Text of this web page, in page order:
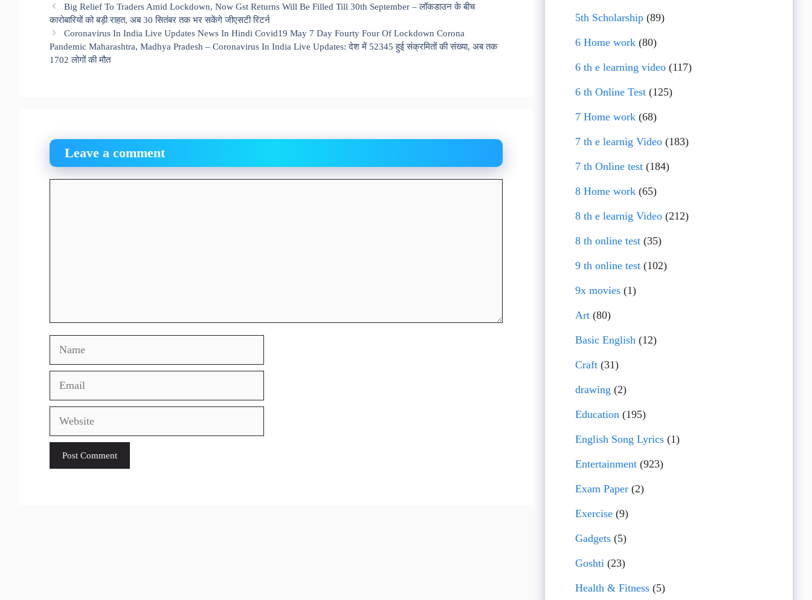
Big Relief To Traders Amid Lockdown, Now Gst Returns Will Be Filled Till 30th September – लॉकडाउन के बीच
कारोबारियों को बड़ी राहत, अब 30 सितंबर तक भर सकेंगे जीएसटी रिटर्न
Coronavirus In India Live Updates News In Hindi Covid19 May 7 Day Fourty Four Of Lockdown Corona
Pandemic Maharashtra, Madhya Pradesh – Coronavirus In India Live Updates: देश में 52345 हुई संक्रमितों की संख्या, अब तक
1702 लोगों की मौत
Leave a comment
Name
Email
Website
5th Scholarship (89)
6 Home work (80)
6 th e learning video (117)
6 th Online Test (125)
7 Home work (68)
7 th e learnig Video (183)
7 th Online test (184)
8 Home work (65)
8 th e learnig Video (212)
8 th online test (35)
9 th online test (102)
9x movies (1)
Art (80)
Basic English (12)
Craft (31)
drawing (2)
Education (195)
English Song Lyrics (1)
Entertainment (923)
Exam Paper (2)
Exercise (9)
Gadgets (5)
Goshti (23)
Health & Fitness (5)